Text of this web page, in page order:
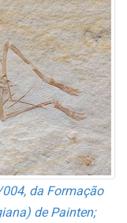
da Formação
de Painten;